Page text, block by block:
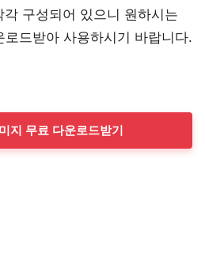
각 구성되어 있으니 원하시는
드받아 사용하시기 바랍니다.
지 무료 다운로드받기